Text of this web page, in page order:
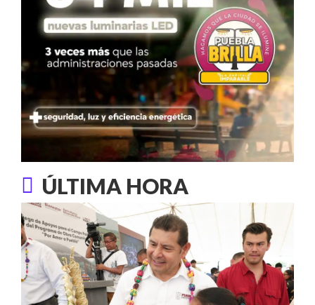
ÚLTIMA HORA